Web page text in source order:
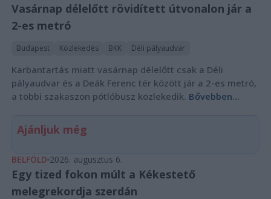
Vasárnap délelőtt rövidített útvonalon jár a
2-es metró
Budapest Közlekedés BKK Déli pályaudvar
Karbantartás miatt vasárnap délelőtt csak a Déli
pályaudvar és a Deák Ferenc tér között jár a 2-es metró,
a többi szakaszon pótlóbusz közlekedik. Bővebben...
Ajánljuk még
BELFÖLD 2026. augusztus 6.
Egy tized fokon múlt a Kékestető
melegrekordja szerdán